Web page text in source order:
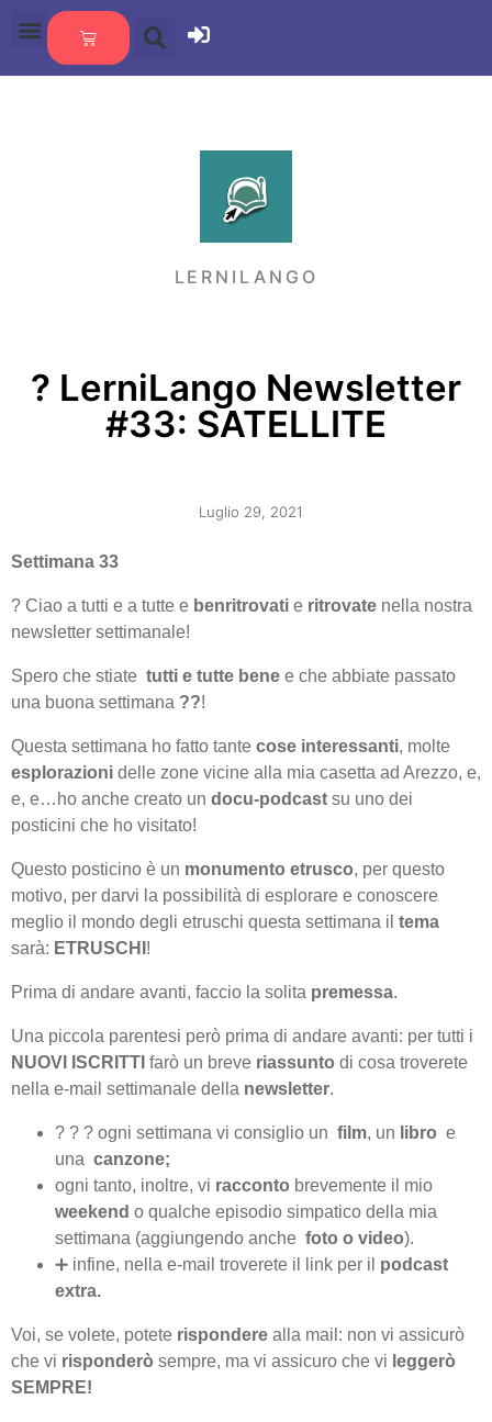
LERNILANGO
?️ LerniLango Newsletter
#33: SATELLITE
Luglio 29, 2021
Settimana 33
? Ciao a tutti e a tutte e benritrovati e ritrovate nella nostra
newsletter settimanale!
Spero che stiate tutti e tutte bene e che abbiate passato
una buona settimana ??!
Questa settimana ho fatto tante cose interessanti, molte
esplorazioni delle zone vicine alla mia casetta ad Arezzo, e,
e, e…ho anche creato un docu-podcast su uno dei
posticini che ho visitato!
Questo posticino è un monumento etrusco, per questo
motivo, per darvi la possibilità di esplorare e conoscere
meglio il mondo degli etruschi questa settimana il tema
sarà: ETRUSCHI !
Prima di andare avanti, faccio la solita premessa.
Una piccola parentesi però prima di andare avanti: per tutti i
NUOVI ISCRITTI farò un breve riassunto di cosa troverete
nella e-mail settimanale della newsletter.
? ? ? ogni settimana vi consiglio un film, un libro e
una canzone;
ogni tanto, inoltre, vi racconto brevemente il mio
weekend o qualche episodio simpatico della mia
settimana (aggiungendo anche foto o video).
➕ infine, nella e-mail troverete il link per il podcast
extra.
Voi, se volete, potete rispondere alla mail: non vi assicurò
che vi risponderò sempre, ma vi assicuro che vi leggerò
SEMPRE!